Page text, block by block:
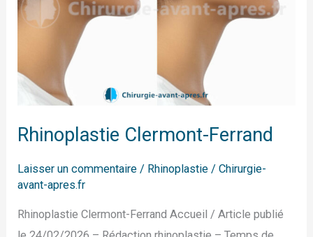
Rhinoplastie Clermont-Ferrand
Laisser un commentaire / Rhinoplastie /Chirurgie-
avant-apres.fr
Rhinoplastie Clermont-Ferrand Accueil / Article publié